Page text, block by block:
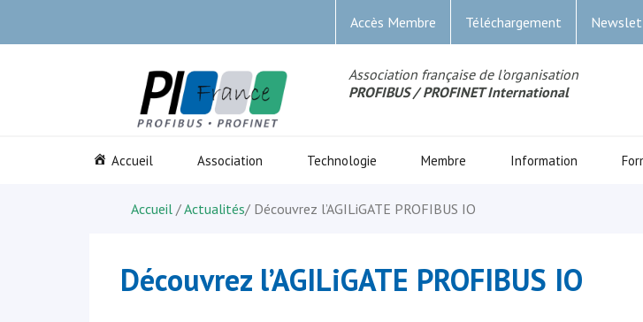
Accès Membre Téléchargement
Association française de l’organisation
PROFIBUS / PROFINET International
Accueil Association Technologie Membre Information
Accueil /Actualités/ Découvrez l’AGILiGATE PROFIBUS IO
Découvrez l’AGILiGATE PROFIBUS IO